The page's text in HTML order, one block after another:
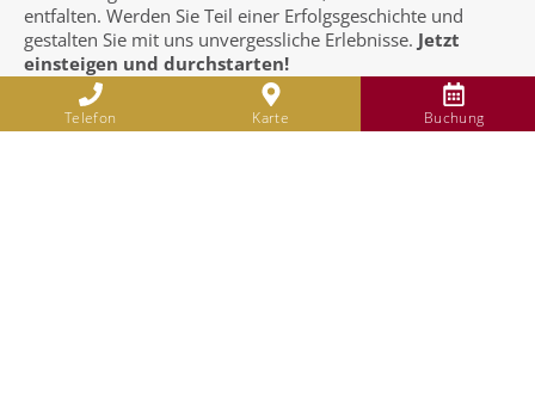
entfalten. Werden Sie Teil einer Erfolgsgeschichte und
gestalten Sie mit uns unvergessliche Erlebnisse. Jetzt
einsteigen und durchstarten!
Telefon (öffnet in neuem Tab)
Karte(öffnet in neuem Tab) (öffnet
Buchung(öffnet